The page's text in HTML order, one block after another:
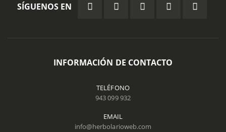
SÍGUENOS EN
INFORMACIÓN DE CONTACTO
TELÉFONO
943 099 932
EMAIL
info@herbolarioweb.com